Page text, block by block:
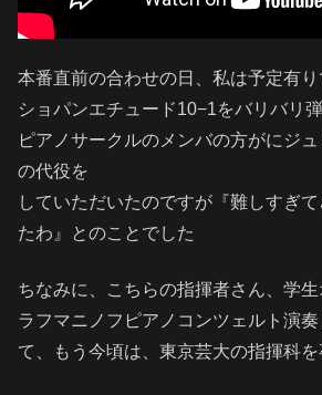
本番直前の合わせの日、私は予定有り
ショパンエチュード10−1をバリバリ
ピアノサークルのメンバの方がにジ
の代役を
していただいたのですが『難しすぎ
たわ』とのことでした
ちなみに、こちらの指揮者さん、学
ラフマニノフピアノコンツェルト演
て、もう今頃は、東京芸大の指揮科を